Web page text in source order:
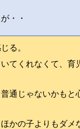
・・
る。
てくれなくて、育
通じゃないかもと
かの子よりもダメ